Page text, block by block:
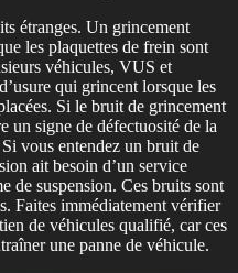
étranges. Un grincement
les plaquettes de frein sont
véhicules, VUS et
qui grincent lorsque les
Si le bruit de grincement
un signe de défectuosité de la
vous entendez un bruit de
ait besoin d’un service
de suspension. Ces bruits sont
Faites immédiatement vérifier
de véhicules qualifié, car ces
une panne de véhicule.